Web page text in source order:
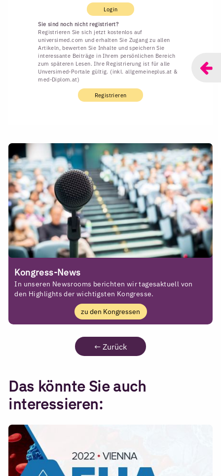
Login
Sie sind noch nicht registriert?
Registrieren Sie sich jetzt kostenlos auf
universimed.com und erhalten Sie Zugang zu allen
Artikeln, bewerten Sie Inhalte und speichern Sie
interessante Beiträge in Ihrem persönlichen Bereich
zum späteren Lesen. Ihre Registrierung ist für alle
Unversimed-Portale gültig. (inkl. allgemeineplus.at &
med-Diplom.at)
Registrieren
Kongress-News
In unseren Newsrooms berichten wir tagesaktuell von
den Highlights der wichtigsten Kongresse.
zu den Kongressen
← Zurück
Das könnte Sie auch
interessieren: